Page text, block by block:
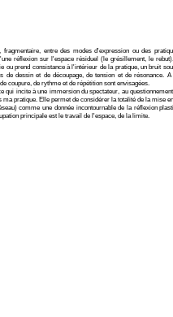
entre des modes d'expression ou des
réflexion sur l'espace résiduel (le grésillement, le
ou prend consistance à l'intérieur de la pratique, un bruit
dessin et de découpage, de tension et de résonance.
coupure, de rythme et de répétition sont envisagées.
qui incite à une immersion du spectateur, au
pratique. Elle permet de considérer la totalité de la mise
comme une donnée incontournable de la réflexion
principale est le travail de l'espace, de la limite.